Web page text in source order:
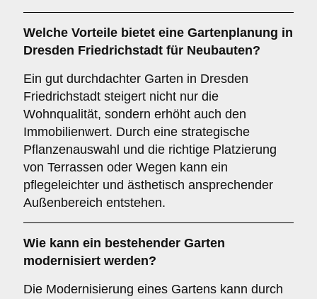
Welche Vorteile bietet eine Gartenplanung in
Dresden Friedrichstadt für Neubauten?
Ein gut durchdachter Garten in Dresden
Friedrichstadt steigert nicht nur die
Wohnqualität, sondern erhöht auch den
Immobilienwert. Durch eine strategische
Pflanzenauswahl und die richtige Platzierung
von Terrassen oder Wegen kann ein
pflegeleichter und ästhetisch ansprechender
Außenbereich entstehen.
Wie kann ein bestehender Garten
modernisiert werden?
Die Modernisierung eines Gartens kann durch